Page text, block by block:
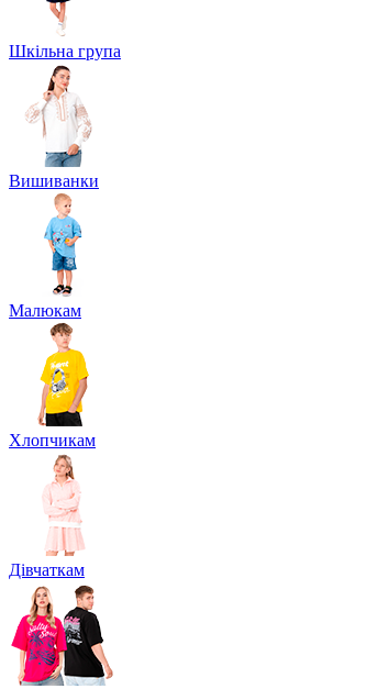
Шкільна група
Вишиванки
Малюкам
Хлопчикам
Дівчаткам